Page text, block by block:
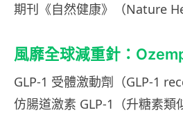
期刊《自然健康》（Nature
風靡全球減重針：
GLP-1 受體激動劑（GLP-1
仿腸道激素 GLP-1（升糖素類